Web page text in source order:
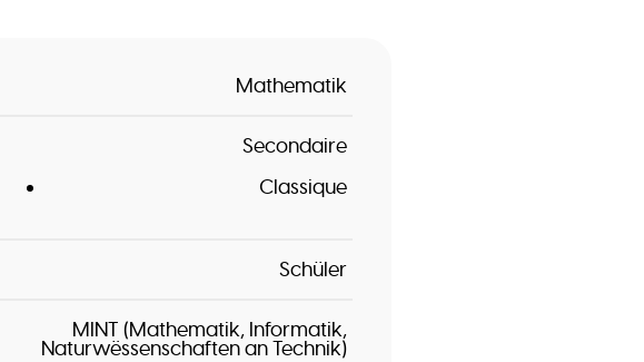
Mathematik
Secondaire
Classique
Schüler
MINT (Mathematik, Informatik,
Naturwëssenschaften an Technik)